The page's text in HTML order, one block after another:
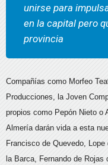
unirse para
en la capital pero
provincia
Compañías como Morfeo
Producciones, la Joven
propios como Pepón Nieto o
Almería darán vida a esta
Francisco de Quevedo,
la Barca, Fernando de Rojas